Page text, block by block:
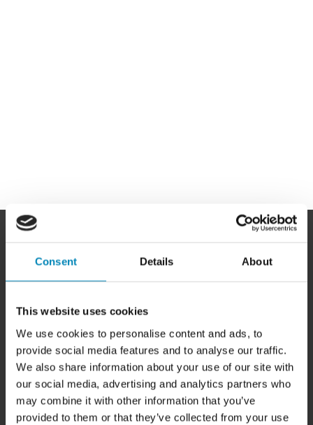
Consent Details About
This website uses cookies
We use cookies to personalise content and ads, to
provide social media features and to analyse our traffic.
We also share information about your use of our site with
our social media, advertising and analytics partners who
may combine it with other information that you’ve
provided to them or that they’ve collected from your use
(Celebert Aps)
SHOWROOM OG WEBSHOP
Karlskogavej 5B
9200 Aalborg SV
Tlf. +45 6913 6970
info@billigskabe.dk
CVR: 27428959